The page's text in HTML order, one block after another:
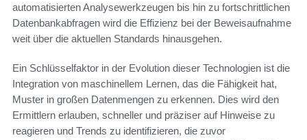
automatisierten Analysewerkzeugen bis hin zu fortschrittlichen
Datenbankabfragen wird die Effizienz bei der Beweisaufnahme
weit über die aktuellen Standards hinausgehen.
Ein Schlüsselfaktor in der Evolution dieser Technologien ist die
Integration von maschinellem Lernen, das die Fähigkeit hat,
Muster in großen Datenmengen zu erkennen. Dies wird den
Ermittlern erlauben, schneller und präziser auf Hinweise zu
reagieren und Trends zu identifizieren, die zuvor